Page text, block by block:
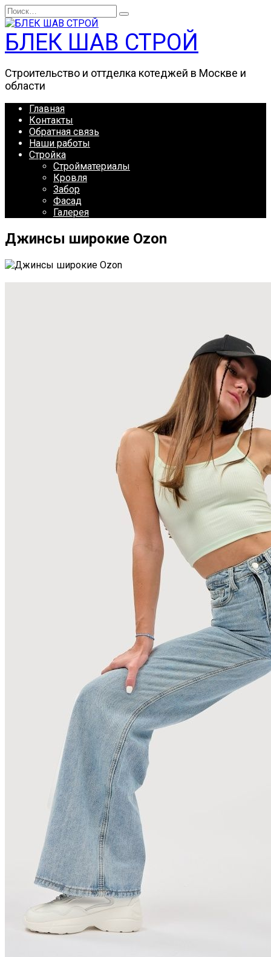
Перейти
к
содержанию
Search
for:
БЛЕК ШАВ СТРОЙ
Строительство и оттделка котеджей в Москве и
области
Главная
Контакты
Обратная связь
Наши работы
Стройка
Стройматериалы
Кровля
Забор
Фасад
Галерея
Джинсы широкие Ozon